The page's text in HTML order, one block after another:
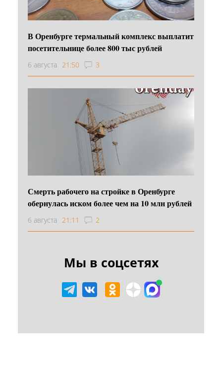
В Оренбурге термальный комплекс выплатит
посетительнице более 800 тыс рублей
6 августа 21:50 3
Смерть рабочего на стройке в Оренбурге
обернулась иском более чем на 10 млн рублей
6 августа 21:11 2
Мы в соцсетях